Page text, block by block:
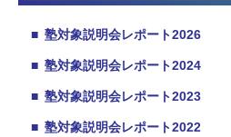
■ 塾対象説明会レポート2026
■ 塾対象説明会レポート2024
■ 塾対象説明会レポート2023
■ 塾対象説明会レポート2022